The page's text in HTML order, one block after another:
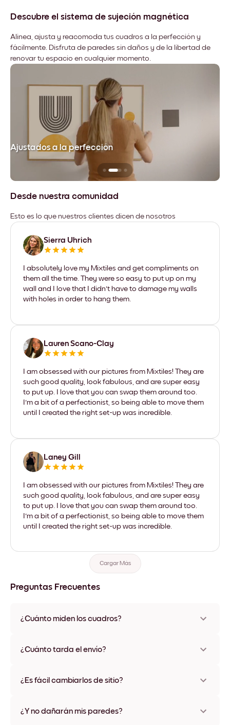
Descubre el sistema de sujeción magnética
Alinea, ajusta y reacomoda tus cuadros a la perfección y
fácilmente. Disfruta de paredes sin daños y de la libertad de
renovar tu espacio en cualquier momento.
Ajustados a la perfección
Desde nuestra comunidad
Esto es lo que nuestros clientes dicen de nosotros
Sierra Uhrich
I absolutely love my Mixtiles and get compliments on
them all the time. They were so easy to put up on my
wall and I love that I didn't have to damage my walls
with holes in order to hang them.
Lauren Scano-Clay
I am obsessed with our pictures from Mixtiles! They are
such good quality, look fabulous, and are super easy
to put up. I love that you can swap them around too.
I'm a bit of a perfectionist, so being able to move them
until I created the right set-up was incredible.
Laney Gill
I am obsessed with our pictures from Mixtiles! They are
such good quality, look fabulous, and are super easy
to put up. I love that you can swap them around too.
I'm a bit of a perfectionist, so being able to move them
until I created the right set-up was incredible.
Cargar Más
Preguntas Frecuentes
¿Cuánto miden los cuadros?
varios materiales y colores de marco, incluidas opciones sin
¿Cuánto tarda el envío?
disponibles en algunos países. Te enviaremos un número de
¿Es fácil cambiarlos de sitio?
ningún daño
¿Y no dañarán mis paredes?